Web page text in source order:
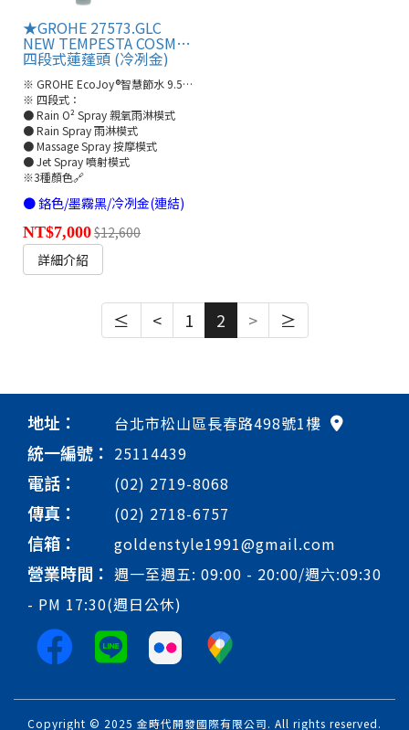
★GROHE 27573.GLC
NEW TEMPESTA COSMOPOLITAN 100
四段式蓮蓬頭 (冷冽金)
※ GROHE EcoJoy®智慧節水 9.5L/分
※ 四段式：
● Rain O² Spray 親氧雨淋模式
● Rain Spray 雨淋模式
● Massage Spray 按摩模式
● Jet Spray 噴射模式
※3種顏色🔗
● 鉻色/墨霧黑/冷冽金(連結)
NT$7,000$12,600
詳細介紹
≤ < 1 2 > ≥
地址： 台北市松山區長春路498號1樓
統一編號： 25114439
電話： (02) 2719-8068
傳真： (02) 2718-6757
信箱： goldenstyle1991@gmail.com
營業時間： 週一至週五: 09:00 - 20:00/週六:09:30
- PM 17:30(週日公休)
Copyright © 2025 金時代開發國際有限公司. All rights reserved.